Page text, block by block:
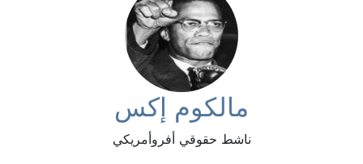
مالكوم إكس
ناشط حقوقي أفروأمريكي